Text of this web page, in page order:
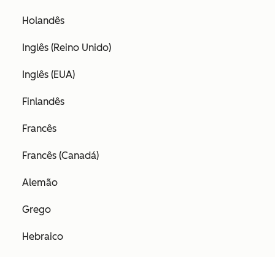
Holandês
Inglês (Reino Unido)
Inglês (EUA)
Finlandês
Francês
Francês (Canadá)
Alemão
Grego
Hebraico